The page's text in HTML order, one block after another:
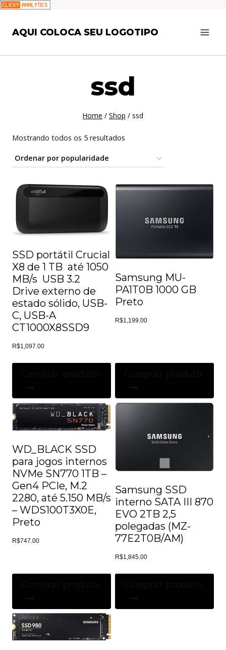
paraAQUI COLOCA SEU LOGOTIPO
ssd
Home / Shop / ssd
Mostrando todos os 5 resultados
popularidade
SSD portátil Crucial
X8 de 1 TB  até 1050
MB/s  USB 3.2 
Drive externo de
estado sólido, USB-
C, USB-A 
CT1000X8SSD9
R$1,097.00
Samsung MU-
PA1T0B 1000 GB
Preto
R$1,199.00
WD_BLACK SSD
para jogos internos
NVMe SN770 1TB –
Gen4 PCIe, M.2
2280, até 5.150 MB/s
– WDS100T3X0E,
Preto
R$747.00
Samsung SSD
interno SATA III 870
EVO 2TB 2,5
polegadas (MZ-
77E2T0B/AM)
R$1,845.00